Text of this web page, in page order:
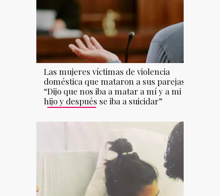
Las mujeres víctimas de violencia
doméstica que mataron a sus parejas:
“Dijo que nos iba a matar a mí y a mi
hijo y después se iba a suicidar”